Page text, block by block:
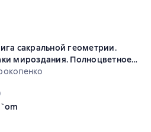
сакральной геометрии.
мироздания. Полноцветное
рейтинг 0 на основе 0 оценок